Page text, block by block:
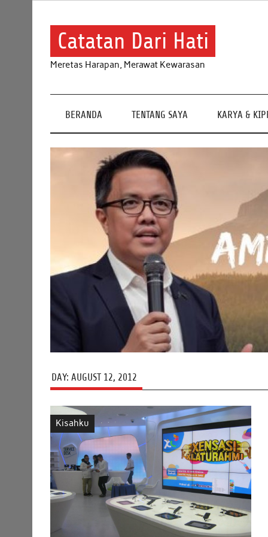
Catatan Dari Hati
Meretas Harapan, Merawat Kewarasan
BERANDA TENTANG SAYA KARYA &
DAY: AUGUST 12, 2012
Kisahku